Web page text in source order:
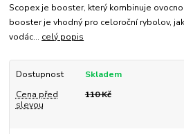
Scopex je booster, který kombinuje
booster je vhodný pro celoroční rybolov,
vodác... celý popis
Dostupnost
Skladem
Cena před
slevou
110 Kč